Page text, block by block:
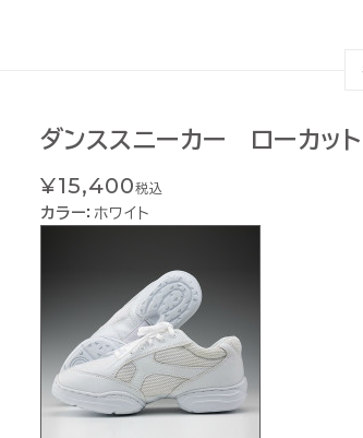
ダンススニーカー ローカッ
¥15,400税込
カラー： ホワイト